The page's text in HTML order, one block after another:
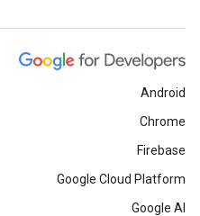
Android
Chrome
Firebase
Google Cloud Platform
Google AI